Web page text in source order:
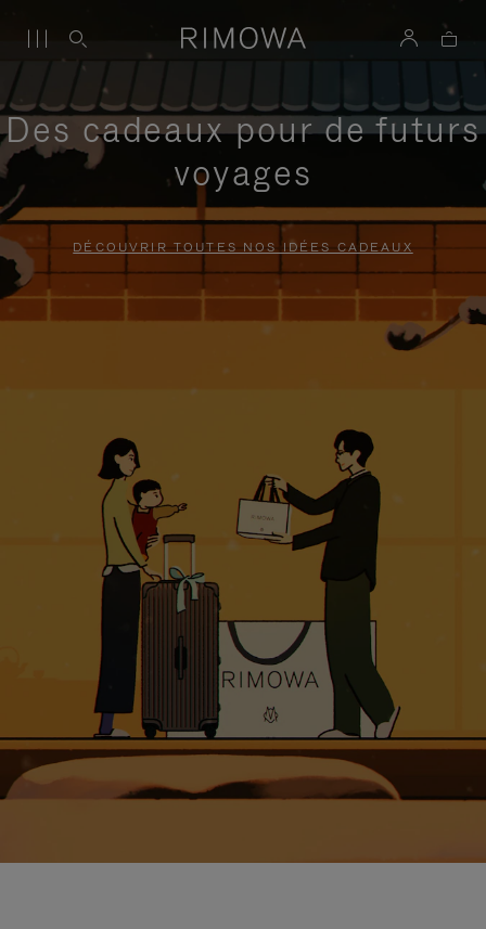
Des cadeaux pour de futurs
voyages
DÉCOUVRIR TOUTES NOS IDÉES CADEAUX